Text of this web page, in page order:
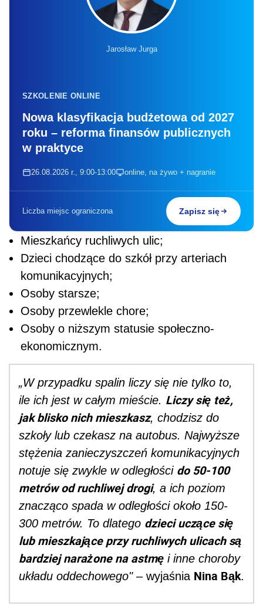
Jarosław Jurga
SZKOLENIE ONLINE
Nowa klasyfikacja budżetowa od 2027
roku – reforma finansów publicznych
w praktyce
26.08.2026 r., 9:00-13:00 online, na żywo + nagranie
Liczba miejsc ograniczona Zapisz się
Mieszkańcy ruchliwych ulic;
Dzieci chodzące do szkół przy arteriach
komunikacyjnych;
Osoby starsze;
Osoby przewlekle chore;
Osoby o niższym statusie społeczno-
ekonomicznym.
„W przypadku spalin liczy się nie tylko to,
ile ich jest w całym mieście. Liczy się też,
jak blisko nich mieszkasz, chodzisz do
szkoły lub czekasz na autobus. Najwyższe
stężenia zanieczyszczeń komunikacyjnych
notuje się zwykle w odległości do 50-100
metrów od ruchliwej drogi, a ich poziom
znacząco spada w odległości około 150-
300 metrów. To dlatego dzieci uczące się
lub mieszkające przy ruchliwych ulicach są
bardziej narażone na astmę i inne choroby
układu oddechowego"– wyjaśnia Nina Bąk.